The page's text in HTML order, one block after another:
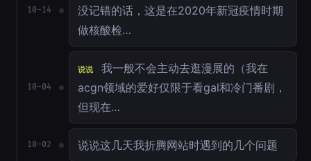
10-14
没记错的话，这是在2020年新冠疫情时期
做核酸检…
10-04
说说
我一般不会主动去逛漫展的（我在
acgn领域的爱好仅限于看gal和冷门番剧，
但现在…
10-02 说说这几天我折腾网站时遇到的几个问题